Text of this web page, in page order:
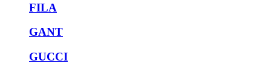
FILA
GANT
GUCCI